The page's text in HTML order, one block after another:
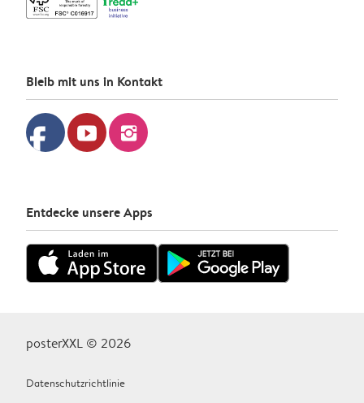
Bleib mit uns in Kontakt
facebook youtube instagram
Entdecke unsere Apps
posterXXL © 2026
Datenschutzrichtlinie